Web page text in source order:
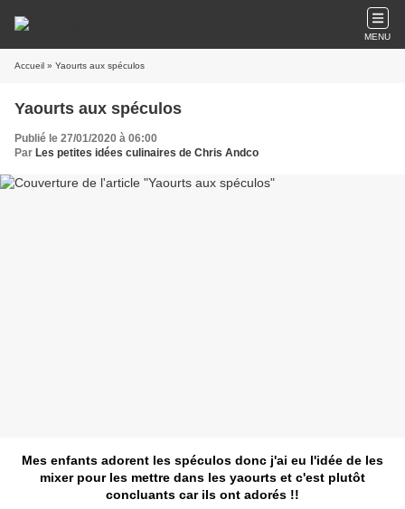
MENU
Accueil » Yaourts aux spéculos
Yaourts aux spéculos
Publié le 27/01/2020 à 06:00
Par Les petites idées culinaires de Chris Andco
Mes enfants adorent les spéculos donc j'ai eu l'idée de les
mixer pour les mettre dans les yaourts et c'est plutôt
concluants car ils ont adorés !!